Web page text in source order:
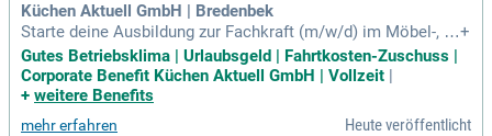
Küchen Aktuell GmbH | Bredenbek
Starte deine Ausbildung zur Fachkraft (m/w/d) im Möbel-, K
üchen- und Umzugsservice im Küchenfachhandel und erweit
ere deine Fähigkeiten in der Küchenmontage. Lerne die Lief
erung und Installation von E-Geräten und Sanitäranlagen so
und Natursteinbearbeitung. Vertiefe dein Wissen durch betri
+
Gutes Betriebsklima | Urlaubsgeld | Fahrtkosten-Zuschuss |
Corporate Benefit Küchen Aktuell GmbH | Vollzeit
+ weitere Benefits
mehr erfahren Heute veröffentlicht